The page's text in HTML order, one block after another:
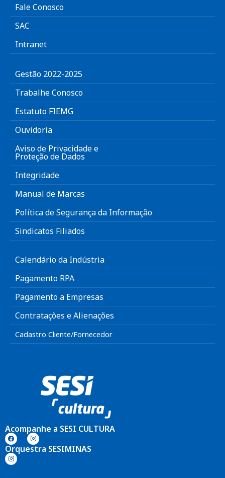
Fale Conosco
SAC
Intranet
Gestão 2022-2025
Trabalhe Conosco
Estatuto FIEMG
Ouvidoria
Aviso de Privacidade e
Proteção de Dados
Integridade
Manual de Marcas
Política de Segurança da Informação
Sindicatos Filiados
Calendário da Indústria
Pagamento RPA
Pagamento a Empresas
Contratações e Alienações
Cadastro Cliente/Fornecedor
Acompanhe a SESI CULTURA
Orquestra SESIMINAS